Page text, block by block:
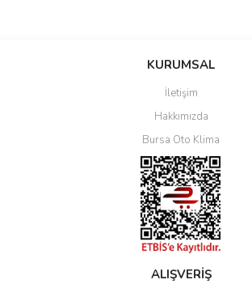
Bu ürüne ilk yorumu siz yapın!
Yorum Yaz
KURUMSAL
İletişim
Hakkımızda
Bursa Oto Klima
ALIŞVERİŞ